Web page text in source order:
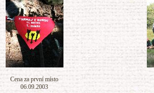
Cena za první místo
06.09.2003